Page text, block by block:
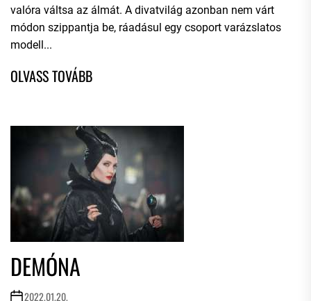
valóra váltsa az álmát. A divatvilág azonban nem várt
módon szippantja be, ráadásul egy csoport varázslatos
modell...
DEMÓNA
2022.01.20.